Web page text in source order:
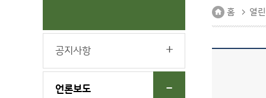
공지사항
언론보도
홈 열